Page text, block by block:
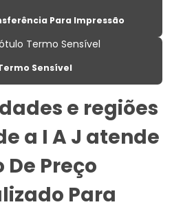
Supermercados
Varejo
De Vendas
Para Impressão
Sensível
e regiões
a I A J atende
De Preço
Para